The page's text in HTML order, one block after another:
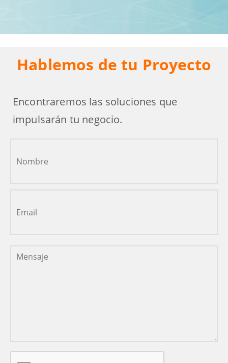
Hablemos de tu Proyecto
Encontraremos las soluciones que
impulsarán tu negocio.